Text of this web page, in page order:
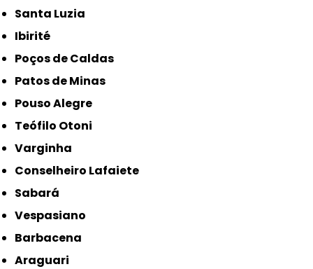
Santa Luzia
Ibirité
Poços de Caldas
Patos de Minas
Pouso Alegre
Teófilo Otoni
Varginha
Conselheiro Lafaiete
Sabará
Vespasiano
Barbacena
Araguari